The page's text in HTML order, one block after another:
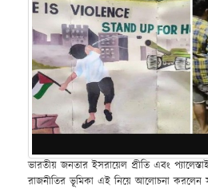
ভারতীয় জনতার ইসরায়েল প্রীতি এবং
রাজনীতির ভূমিকা এই নিয়ে আলোচনা করলেন